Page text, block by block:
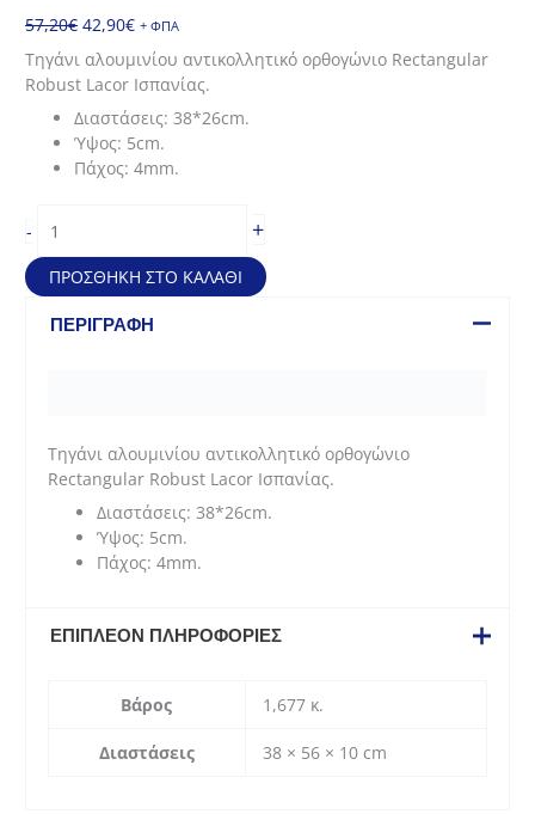
57,20€ Original
price
was:
42,90€Η
τρέχουσα
τιμή
42,90€.
+ ΦΠΑ
Τηγάνι αλουμινίου αντικολλητικό ορθογώνιο Rectangular
Robust Lacor Ισπανίας.
Διαστάσεις: 38*26cm.
Ύψος: 5cm.
Πάχος: 4mm.
-
αλουμινίου
αντικολλητικό
ορθογώνιο
Rectangular
+
ΠΡΟΣΘΉΚΗ ΣΤΟ ΚΑΛΆΘΙ
ΠΕΡΙΓΡΑΦΉ
Τηγάνι αλουμινίου αντικολλητικό ορθογώνιο
Rectangular Robust Lacor Ισπανίας.
Διαστάσεις: 38*26cm.
Ύψος: 5cm.
Πάχος: 4mm.
ΕΠΙΠΛΈΟΝ ΠΛΗΡΟΦΟΡΊΕΣ
Βάρος 1,677 κ.
Διαστάσεις 38 × 56 × 10 cm